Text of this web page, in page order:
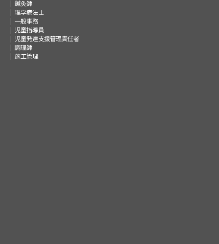
鍼灸師
理学療法士
一般事務
児童指導員
児童発達支援管理責任者
調理師
施工管理